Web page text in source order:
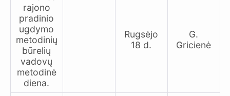
rajono
pradinio
ugdymo
metodinių
būrelių
vadovų
metodinė
diena.
Rugsėjo
18 d.
G.
Gricienė